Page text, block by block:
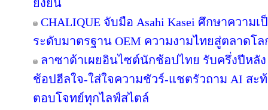
ยั่งยืน
CHALIQUE จับมือ Asahi Kasei ศึกษาควา
ระดับมาตรฐาน OEM ความงามไทยสู่ตลาดโล
ลาซาด้าเผยอินไซต์นักช้อปไทย รับครึ่งปีหลัง
ช้อปฮีลใจ-ใส่ใจความชัวร์-แชตรัวถาม AI ส
ตอบโจทย์ทุกไลฟ์สไตล์